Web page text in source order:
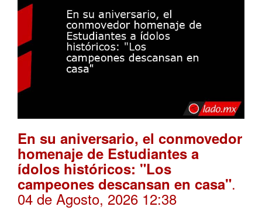
En su aniversario, el conmovedor
homenaje de Estudiantes a
ídolos históricos: "Los
campeones descansan en casa".
04 de Agosto, 2026 12:38